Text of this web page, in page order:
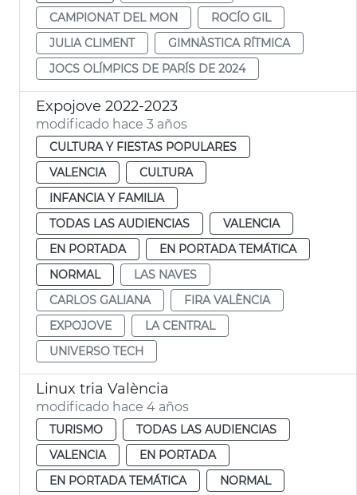
CAMPIONAT DEL MON
ROCÍO GIL
JULIA CLIMENT
GIMNÀSTICA RÍTMICA
JOCS OLÍMPICS DE PARÍS DE 2024
Expojove 2022-2023
modificado hace 3 años
CULTURA Y FIESTAS POPULARES
VALENCIA
CULTURA
INFANCIA Y FAMILIA
TODAS LAS AUDIENCIAS
VALENCIA
EN PORTADA
EN PORTADA TEMÁTICA
NORMAL
LAS NAVES
CARLOS GALIANA
FIRA VALÈNCIA
EXPOJOVE
LA CENTRAL
UNIVERSO TECH
Linux tria València
modificado hace 4 años
TURISMO
TODAS LAS AUDIENCIAS
VALENCIA
EN PORTADA
EN PORTADA TEMÁTICA
NORMAL